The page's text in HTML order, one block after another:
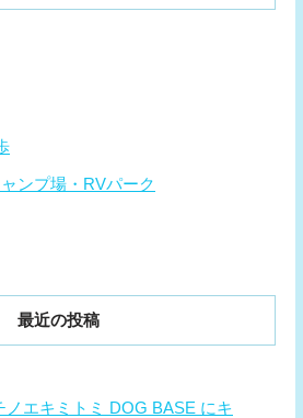
ンプ場・RVパーク
最近の投稿
ノエキミトミ DOG BASE にキ